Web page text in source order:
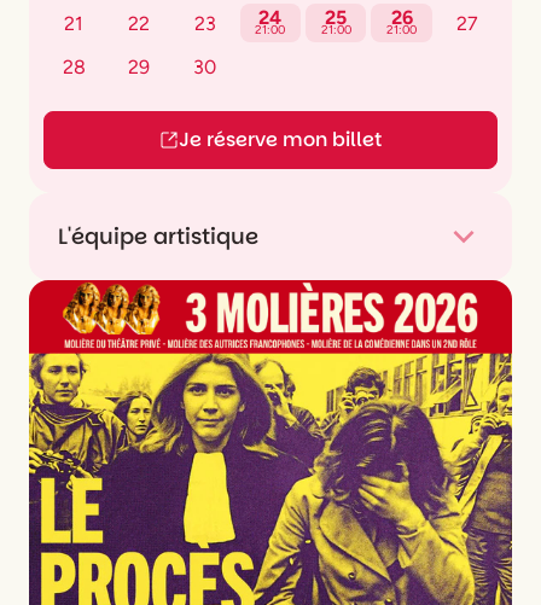
21
22 23 24
21:00
25
21:00
26
21:00
27
28
29 30
Je réserve mon billet
L'équipe artistique
De et avecAna Godefroy
Mise en scèneNicolas Vital